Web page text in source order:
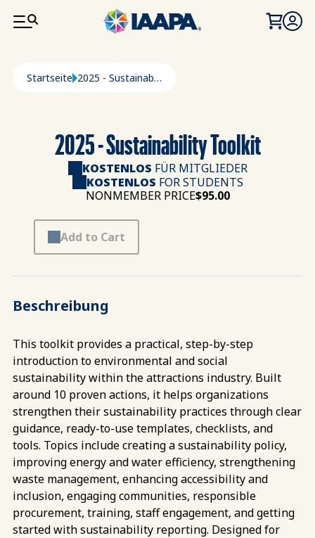
DIREKT ZUM INHALT
Pfadnavigation
Startseite 2025 - Sustainability Toolkit
2025 - Sustainability Toolkit
KOSTENLOS FÜR MITGLIEDER
KOSTENLOS FOR STUDENTS
NONMEMBER PRICE$95.00
Add to Cart
Beschreibung
This toolkit provides a practical, step-by-step
introduction to environmental and social
sustainability within the attractions industry. Built
around 10 proven actions, it helps organizations
strengthen their sustainability practices through clear
guidance, ready-to-use templates, checklists, and
tools. Topics include creating a sustainability policy,
improving energy and water efficiency, strengthening
waste management, enhancing accessibility and
inclusion, engaging communities, responsible
procurement, training, staff engagement, and getting
started with sustainability reporting. Designed for